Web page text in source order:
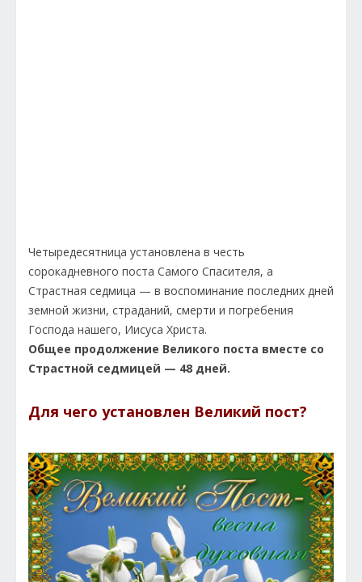
Четыредесятница установлена в честь
сорокадневного поста Самого Спасителя, а
Страстная седмица — в воспоминание последних дней
земной жизни, страданий, смерти и погребения
Господа нашего, Иисуса Христа.
Общее продолжение Великого поста вместе со
Страстной седмицей — 48 дней.
Для чего установлен Великий пост?